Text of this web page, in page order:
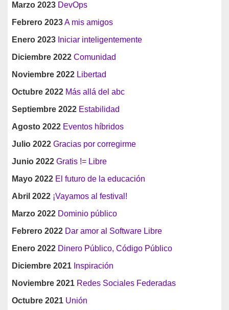
Marzo 2023 DevOps
Febrero 2023A mis amigos
Enero 2023 Iniciar inteligentemente
Diciembre 2022 Comunidad
Noviembre 2022 Libertad
Octubre 2022 Más allá del abc
Septiembre 2022 Estabilidad
Agosto 2022 Eventos híbridos
Julio 2022 Gracias por corregirme
Junio 2022 Gratis != Libre
Mayo 2022 El futuro de la educación
Abril 2022 ¡Vayamos al festival!
Marzo 2022 Dominio público
Febrero 2022 Dar amor al Software Libre
Enero 2022 Dinero Público, Código Público
Diciembre 2021 Inspiración
Noviembre 2021 Redes Sociales Federadas
Octubre 2021 Unión